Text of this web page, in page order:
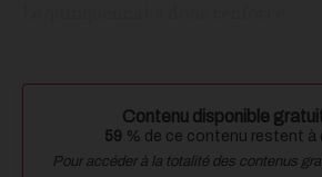
Contenu disponible
59 % de ce contenu restent à
Pour accéder à la totalité des contenus